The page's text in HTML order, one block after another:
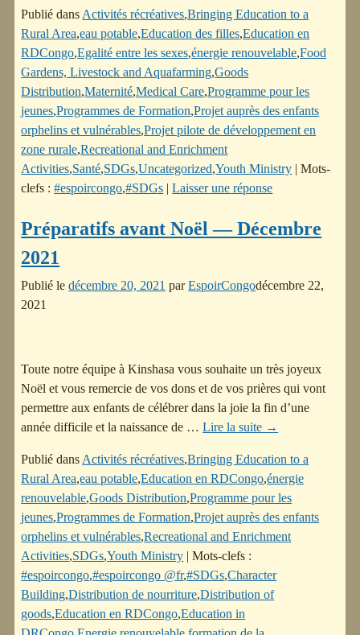
Publié dans Activités récréatives,Bringing Education to a
Rural Area,eau potable,Education des filles,Education en
RDCongo,Egalité entre les sexes,énergie renouvelable,Food
Gardens, Livestock and Aquafarming,Goods
Distribution,Maternité,Medical Care,Programme pour les
jeunes,Programmes de Formation,Projet auprès des enfants
orphelins et vulnérables,Projet pilote de développement en
zone rurale,Recreational and Enrichment
Activities,Santé,SDGs,Uncategorized,Youth Ministry |Mots-
clefs : #espoircongo,#SDGs |Laisser une réponse
Préparatifs avant Noël — Décembre
2021
Publié ledécembre 20, 2021 parEspoirCongodécembre 22,
2021
Toute notre équipe à Kinshasa vous souhaite un très joyeux
Noël et vous remercie de vos dons et de vos prières qui vont
permettre aux enfants de célébrer dans la joie la fin d’une
année difficile et la naissance de … Lire la suite →
Publié dans Activités récréatives,Bringing Education to a
Rural Area,eau potable,Education en RDCongo,énergie
renouvelable,Goods Distribution,Programme pour les
jeunes,Programmes de Formation,Projet auprès des enfants
orphelins et vulnérables,Recreational and Enrichment
Activities,SDGs,Youth Ministry |Mots-clefs :
#espoircongo,#espoircongo @fr,#SDGs,Character
Building,Distribution de nourriture,Distribution of
goods,Education en RDCongo,Education in